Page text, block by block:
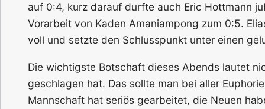
auf 0:4, kurz darauf durfte auch Eric Hottmann
Vorarbeit von Kaden Amaniampong zum 0:5.
voll und setzte den Schlusspunkt unter einen
Die wichtigste Botschaft dieses Abends lautet
geschlagen hat. Das sollte man bei aller
Mannschaft hat seriös gearbeitet, die Neuen